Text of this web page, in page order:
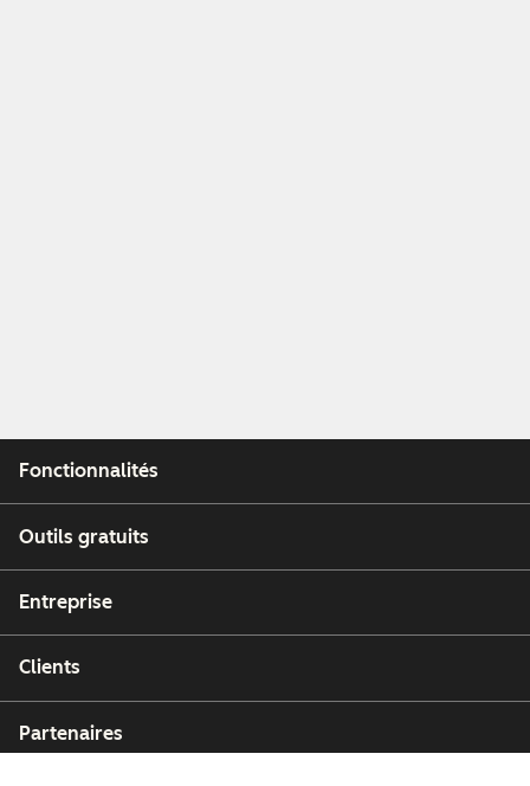
Fonctionnalités
Outils gratuits
Entreprise
Clients
Partenaires